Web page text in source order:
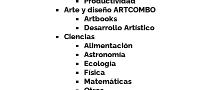
Arte y diseño ARTCOMBO
Artbooks
Desarrollo Artístico
Ciencias
Alimentación
Astronomía
Ecología
Física
Matemáticas